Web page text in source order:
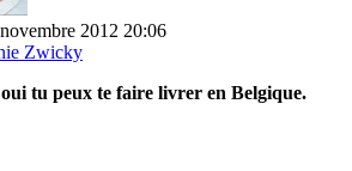
2012 20:06
Zwicky
tu peux te faire livrer en Belgique.